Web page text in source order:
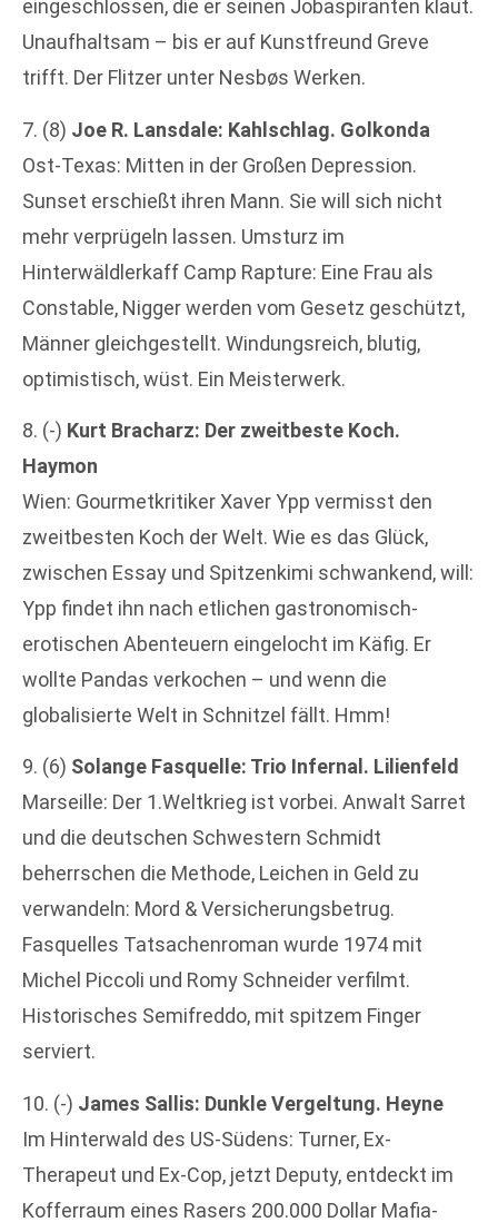
eingeschlossen, die er seinen Jobaspiranten klaut.
Unaufhaltsam – bis er auf Kunstfreund Greve
trifft. Der Flitzer unter Nesbøs Werken.
7. (8) Joe R. Lansdale: Kahlschlag. Golkonda
Ost-Texas: Mitten in der Großen Depression.
Sunset erschießt ihren Mann. Sie will sich nicht
mehr verprügeln lassen. Umsturz im
Hinterwäldlerkaff Camp Rapture: Eine Frau als
Constable, Nigger werden vom Gesetz geschützt,
Männer gleichgestellt. Windungsreich, blutig,
optimistisch, wüst. Ein Meisterwerk.
8. (-) Kurt Bracharz: Der zweitbeste Koch.
Haymon
Wien: Gourmetkritiker Xaver Ypp vermisst den
zweitbesten Koch der Welt. Wie es das Glück,
zwischen Essay und Spitzenkimi schwankend, will:
Ypp findet ihn nach etlichen gastronomisch-
erotischen Abenteuern eingelocht im Käfig. Er
wollte Pandas verkochen – und wenn die
globalisierte Welt in Schnitzel fällt. Hmm!
9. (6) Solange Fasquelle: Trio Infernal. Lilienfeld
Marseille: Der 1.Weltkrieg ist vorbei. Anwalt Sarret
und die deutschen Schwestern Schmidt
beherrschen die Methode, Leichen in Geld zu
verwandeln: Mord & Versicherungsbetrug.
Fasquelles Tatsachenroman wurde 1974 mit
Michel Piccoli und Romy Schneider verfilmt.
Historisches Semifreddo, mit spitzem Finger
serviert.
10. (-) James Sallis: Dunkle Vergeltung. Heyne
Im Hinterwald des US-Südens: Turner, Ex-
Therapeut und Ex-Cop, jetzt Deputy, entdeckt im
Kofferraum eines Rasers 200.000 Dollar Mafia-